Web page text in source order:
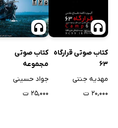
کتاب صوتی قرارگاه
63
مهدیه جنتی
۲۰,۰۰۰ ت
کتاب صوتی
مجموعه
داستان‌های کوتاه
جواد حسینی
۲۵,۰۰۰ ت